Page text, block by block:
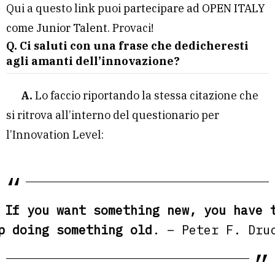
Qui a questo link puoi partecipare ad OPEN ITALY
come Junior Talent. Provaci!
Q. Ci saluti con una frase che dedicheresti
agli amanti dell’innovazione?
A. Lo faccio riportando la stessa citazione che
si ritrova all’interno del questionario per
l’Innovation Level:
If you want something new, you have
doing something old . – Peter F.